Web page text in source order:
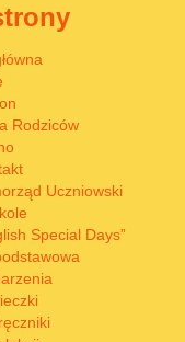
Rodziców
Uczniowski
Special Days”